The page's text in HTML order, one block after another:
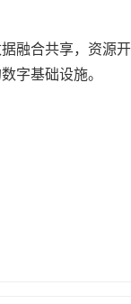
融合共享，资源
字基础设施。